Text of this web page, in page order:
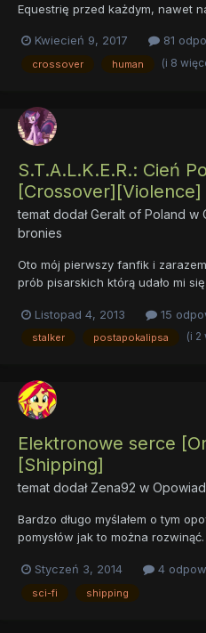
Equestrię przed każdym, nawet
się stanie, gdy pod postacią
sztucznej inteligencji z innego
Kwiecień 9, 2017 81
crossover human (i 8
S.T.A.L.K.E.R.: Cień
[Crossover][Violence]
temat dodałGeralt of Poland w
bronies
Oto mój pierwszy fanfik i
prób pisarskich którą udało mi
domyśliliście, połączenie
światem MLP. Bezpośrednimi
Listopad 4, 2013 15
stalker postapokalipsa (i 2
Elektronowe serce
[Shipping]
temat dodał Zena92 w
Bardzo długo myślałem o tym
pomysłów jak to można
amnezją budzącego się w
jego żonę. Niby powstaje między
jest to sielanka? Elektronowe
Styczeń 3, 2014 4
sci-fi shipping